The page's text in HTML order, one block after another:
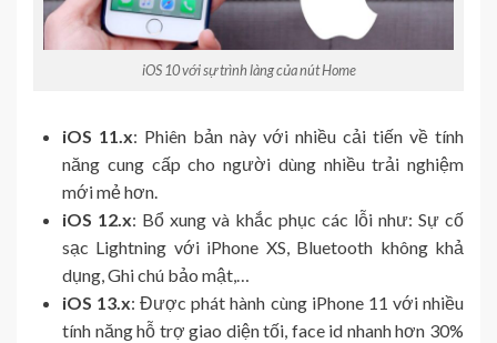
iOS 10 với sự trình làng của nút Home
iOS 11.x: Phiên bản này với nhiều cải tiến về tính
năng cung cấp cho người dùng nhiều trải nghiệm
mới mẻ hơn.
iOS 12.x: Bổ xung và khắc phục các lỗi như: Sự cố
sạc Lightning với iPhone XS, Bluetooth không khả
dụng, Ghi chú bảo mật,…
iOS 13.x: Được phát hành cùng iPhone 11 với nhiều
tính năng hỗ trợ giao diện tối, face id nhanh hơn 30%